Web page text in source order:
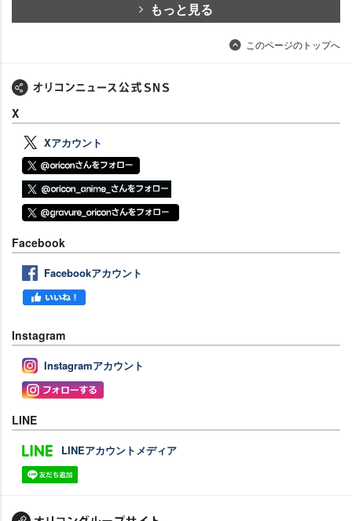
もっと見る
このページのトップへ
X
Xアカウント
Facebook
Facebookアカウント
Instagram
Instagramアカウント
LINE
LINEアカウントメディア